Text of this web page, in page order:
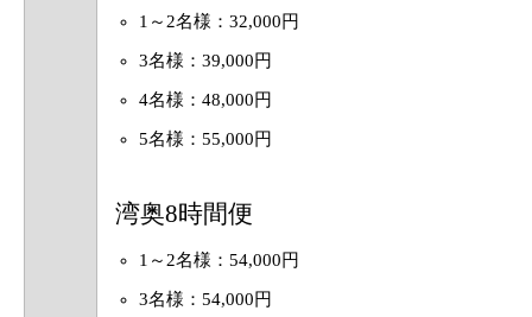
1～2名様：32,000円
3名様：39,000円
4名様：48,000円
5名様：55,000円
湾奥8時間便
1～2名様：54,000円
3名様：54,000円